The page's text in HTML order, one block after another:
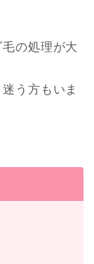
の処理が大
う方もいま